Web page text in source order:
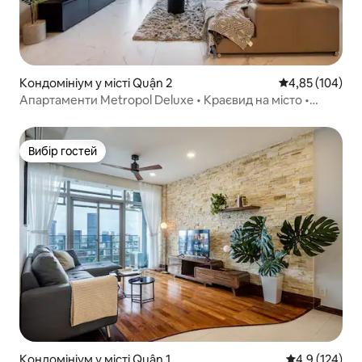
Кондомініум у місті Quận 2 Середня
4,85 (104)
Апартаменти Metropol Deluxe • Краєвид на місто •
Вибір гостей
Вибір гостей